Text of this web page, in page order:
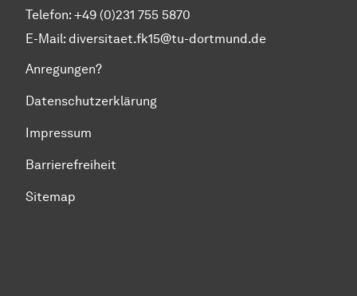
Telefon: +49 (0)231 755 5870
E-Mail: diversitaet.fk15@tu-dortmund.de
Anregungen?
Datenschutzerklärung
Impressum
Barrierefreiheit
Sitemap